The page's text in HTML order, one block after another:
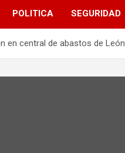
POLITICA SEGURIDAD
en central de abastos de León